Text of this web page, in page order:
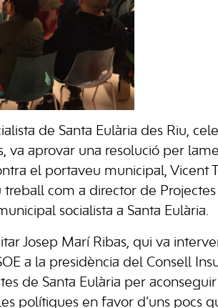
de Santa Eulària des Riu,
va aprovar una resolució per
el portaveu municipal, Vicent
com a director de
socialista a Santa Eulària.
Josep Marí Ribas, qui va
a la presidència del Consell
de Santa Eulària per
polítiques en favor d’uns pocs